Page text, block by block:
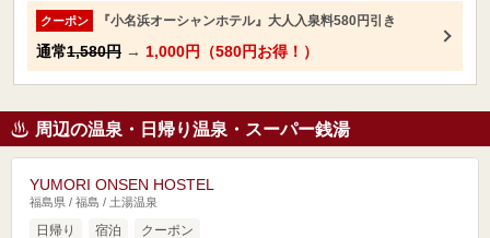
クーポン 『小名浜オーシャンホテル』大人入泉料580円引き
通常1,580円 → 1,000円（580円お得！）
周辺の温泉・日帰り温泉・スーパー銭湯
YUMORI ONSEN HOSTEL
福島県 / 福島 / 土湯温泉
日帰り 宿泊 クーポン